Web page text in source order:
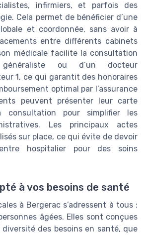
infirmiers, et parfois des
Cela permet de bénéficier d’une
et coordonnée, sans avoir à
entre différents cabinets
médicale facilite la consultation
ou d’un docteur
1, ce qui garantit des honoraires
optimal par l’assurance
peuvent présenter leur carte
pour simplifier les
Les principaux actes
sur place, ce qui évite de devoir
hospitalier pour des soins
à vos besoins de santé
à Bergerac s’adressent à tous :
âgées. Elles sont conçues
des besoins en santé, que